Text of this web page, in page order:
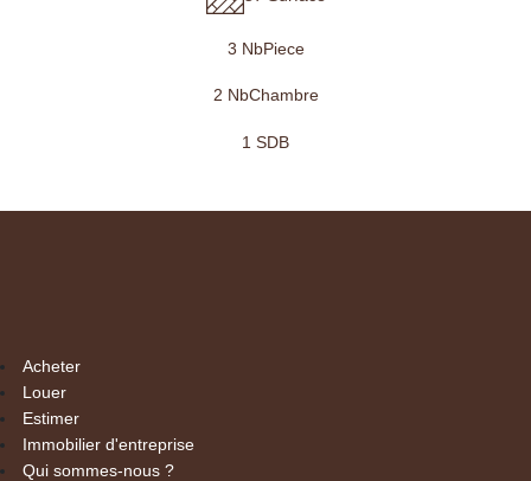
3 NbPiece
2 NbChambre
1 SDB
Acheter
Louer
Estimer
Immobilier d'entreprise
Qui sommes-nous ?